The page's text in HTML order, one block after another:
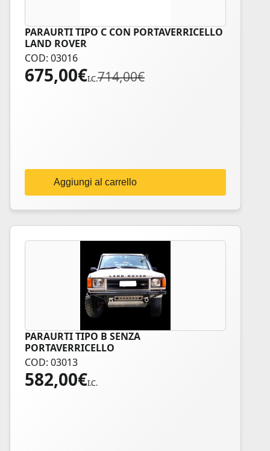
PARAURTI TIPO C CON PORTAVERRICELLO
LAND ROVER
COD: 03016
714,00€
Il
prezzo
675,00€
Il
prezzo
I.C.
Aggiungi al carrello
PARAURTI TIPO B SENZA
PORTAVERRICELLO
COD: 03013
582,00€I.C.